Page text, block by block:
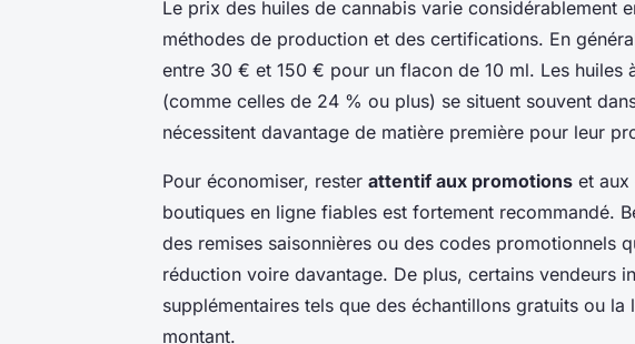
Le prix des huiles de cannabis varie considérablement
méthodes de production et des certifications. En
entre 30 € et 150 € pour un flacon de 10 ml. Les huiles
(comme celles de 24 % ou plus) se situent souvent
nécessitent davantage de matière première pour leur
Pour économiser, rester attentif aux promotions et aux
boutiques en ligne fiables est fortement recommandé.
des remises saisonnières ou des codes promotionnels
réduction voire davantage. De plus, certains vendeurs
supplémentaires tels que des échantillons gratuits ou
montant.